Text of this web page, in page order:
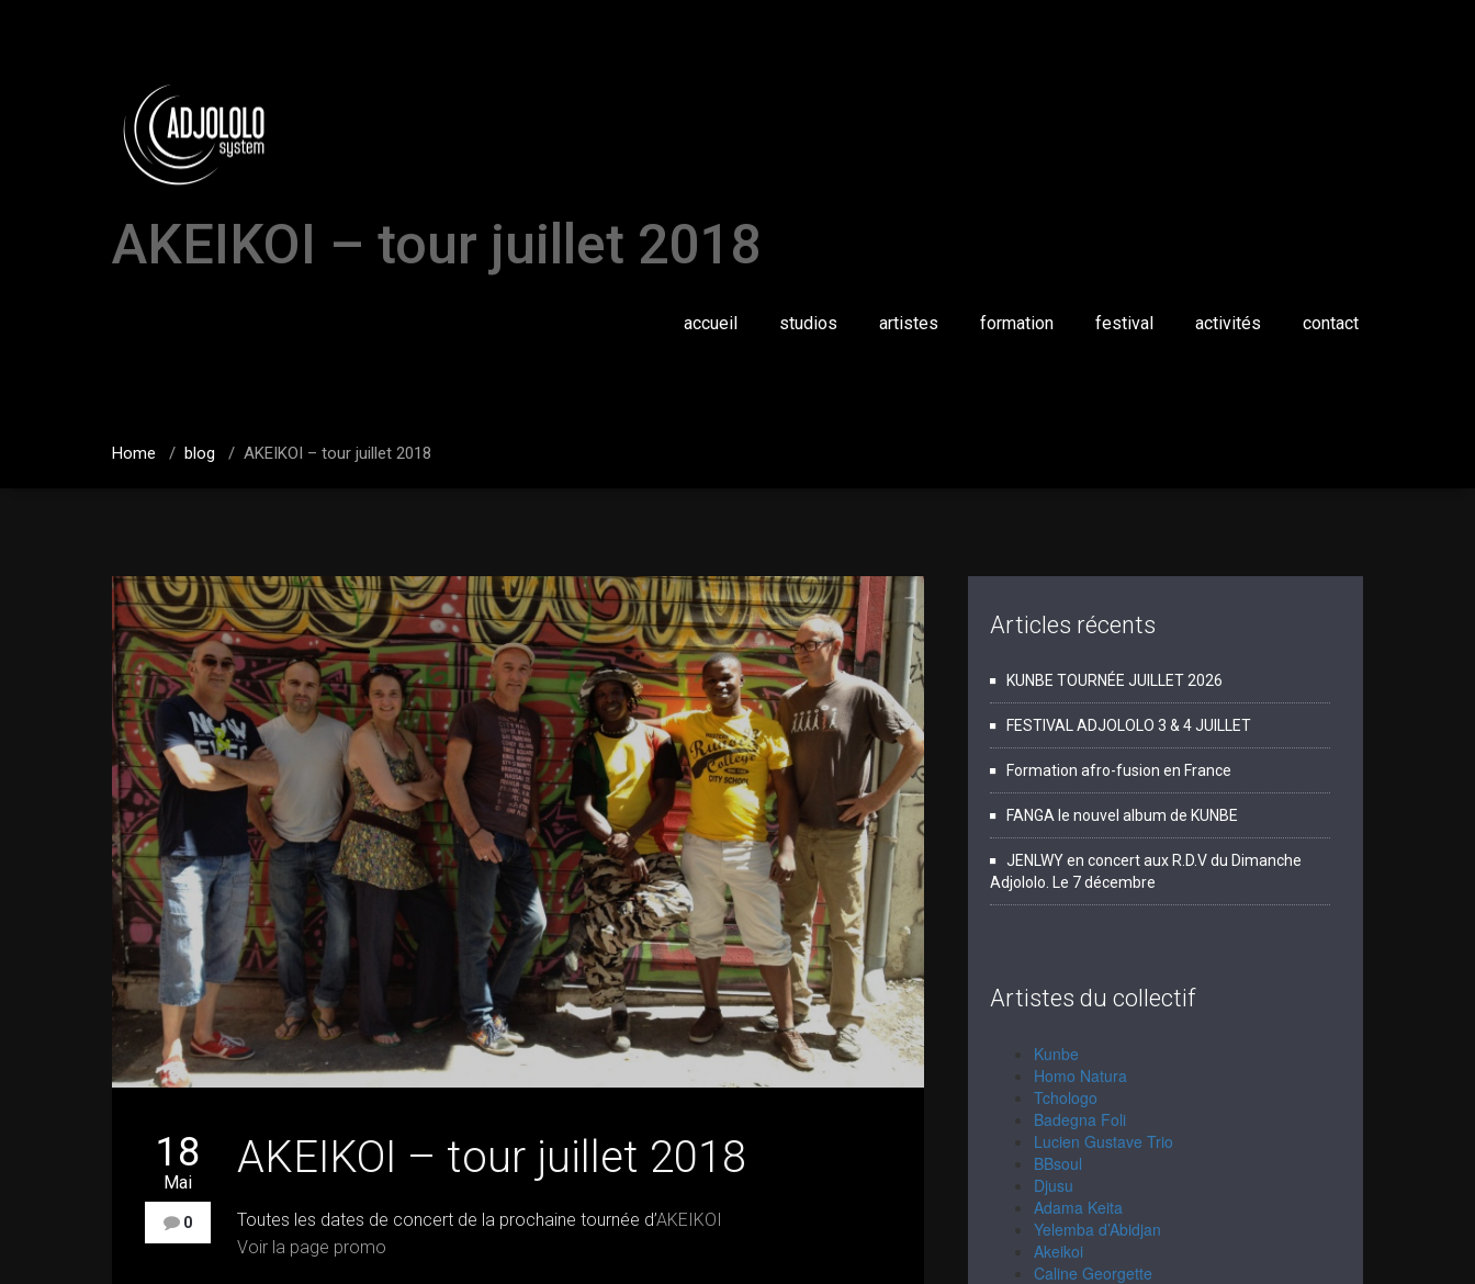
accueil studios artistes formation festival activités contact
AKEIKOI – tour juillet 2018
Home / blog / AKEIKOI – tour juillet 2018
18
Mai
0
AKEIKOI – tour juillet 2018
Toutes les dates de concert de la prochaine tournée d’AKEIKOI
Voir la page promo
Articles récents
KUNBE TOURNÉE JUILLET 2026
FESTIVAL ADJOLOLO 3 & 4 JUILLET
Formation afro-fusion en France
FANGA le nouvel album de KUNBE
JENLWY en concert aux R.D.V du Dimanche
Adjololo. Le 7 décembre
Artistes du collectif
Kunbe
Homo Natura
Tchologo
Badegna Foli
Lucien Gustave Trio
BBsoul
Djusu
Adama Keita
Yelemba d’Abidjan
Akeikoi
Caline Georgette